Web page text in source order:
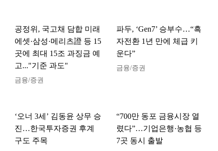
공정위, 국고채 담합 미래
에셋·삼성·메리츠證 등 15
곳에 최대 15조 과징금 예
고..."기준 과도"
금융/증권
파두, ‘Gen7’ 승부수…“흑
자전환 1년 만에 체급 키
운다”
금융/증권
‘오너 3세’ 김동윤 상무 승
진…한국투자증권 후계
구도 주목
“700만 동포 금융시장 열
렸다”…기업은행·농협 등
7곳 동시 출발